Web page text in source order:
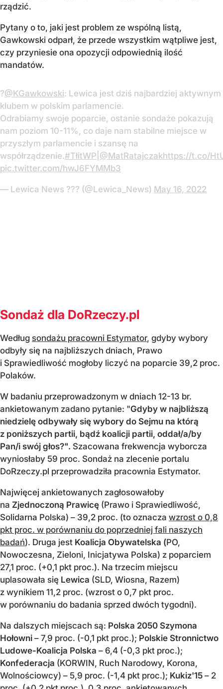
rządzić.
Pytany o to, jaki jest problem ze wspólną listą,
Gawkowski odparł, że przede wszystkim wątpliwe jest,
czy przyniesie ona opozycji odpowiednią ilość
mandatów.
?@KGawkowski: Lewica jest dziś najbardziej aktywnym
klubem w polskim parlamencie.
Odrabiamy swoje poparcie, ostanie sondaże pokazują
nam poziom 10-11%, co daje nam stabilne miejsce w
przyszłym parlamencie i szansę na
współrządzenie.#TłitWP @MatRatajczakhttps://t.co/
pic.twitter.com/hwJ6FYMMb3
— Lewica News ?️?? (@Lewica_News) May 16, 2022
Sondaż dla DoRzeczy.pl
Według sondażu pracowni Estymator, gdyby wybory
odbyły się na najbliższych dniach, Prawo
i Sprawiedliwość mogłoby liczyć na poparcie 39,2 proc.
Polaków.
W badaniu przeprowadzonym w dniach 12-13 br.
ankietowanym zadano pytanie: "Gdyby w najbliższą
niedzielę odbywały się wybory do Sejmu na którą
z poniższych partii, bądź koalicji partii, oddał/a/by
Pan/i swój głos?". Szacowana frekwencja wyborcza
wyniosłaby 59 proc. Sondaż na zlecenie portalu
DoRzeczy.pl przeprowadziła pracownia Estymator.
Najwięcej ankietowanych zagłosowałoby
na Zjednoczoną Prawicę (Prawo i Sprawiedliwość,
Solidarna Polska) – 39,2 proc. (to oznacza wzrost o 0,8
pkt proc. w porównaniu do poprzedniej fali naszych
badań). Druga jest Koalicja Obywatelska (PO,
Nowoczesna, Zieloni, Inicjatywa Polska) z poparciem
27,1 proc. (+0,1 pkt proc.). Na trzecim miejscu
uplasowała się Lewica (SLD, Wiosna, Razem)
z wynikiem 11,2 proc. (wzrost o 0,7 pkt proc.
w porównaniu do badania sprzed dwóch tygodni).
Na dalszych miejscach są: Polska 2050 Szymona
Hołowni – 7,9 proc. (-0,1 pkt proc.); Polskie Stronnictwo
Ludowe-Koalicja Polska – 6,4 (-0,3 pkt proc.);
Konfederacja (KORWIN, Ruch Narodowy, Korona,
Wolnościowcy) – 5,9 proc. (-1,4 pkt proc.); Kukiz'15 – 2